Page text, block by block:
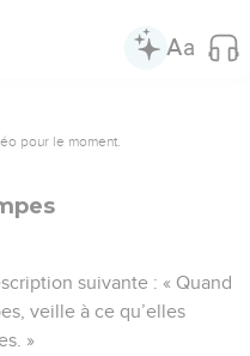
pour le moment.
suivante : « Quand
veille à ce qu’elles
»